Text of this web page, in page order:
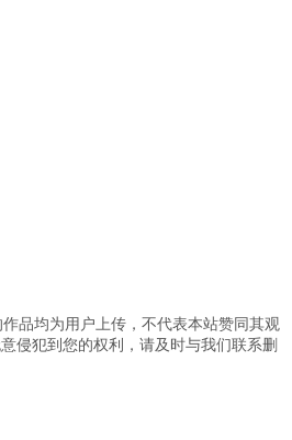
品均为用户上传，不代表本站赞同其观
侵犯到您的权利，请及时与我们联系删